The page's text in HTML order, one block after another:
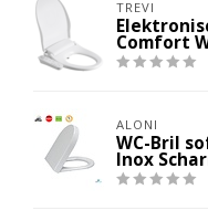
TREVI
Comfort
ALONI
WC-Bril
Inox